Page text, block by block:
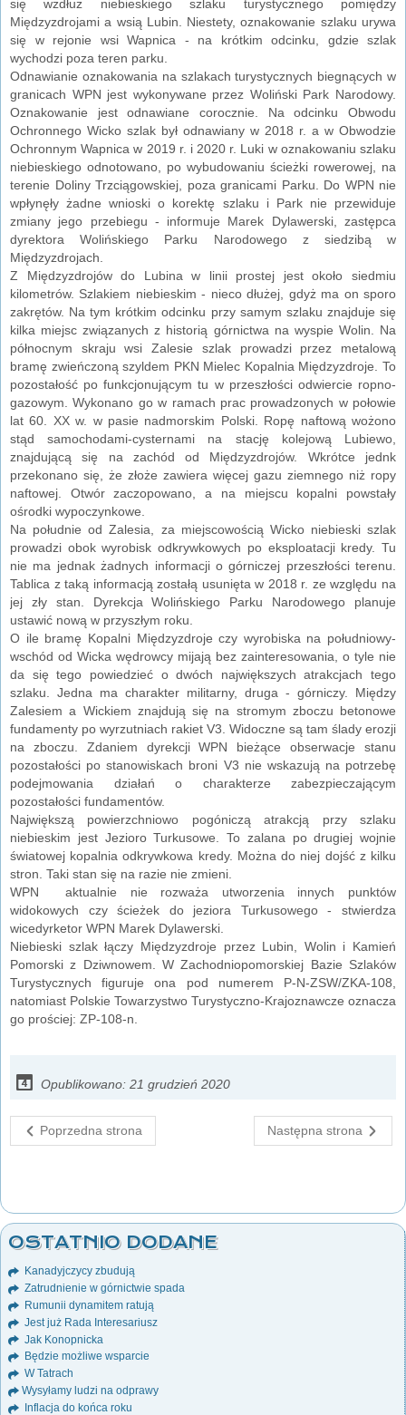
się wzdłuż niebieskiego szlaku turystycznego pomiędzy
Międzyzdrojami a wsią Lubin. Niestety, oznakowanie szlaku urywa
się w rejonie wsi Wapnica - na krótkim odcinku, gdzie szlak
wychodzi poza teren parku.
Odnawianie oznakowania na szlakach turystycznych biegnących w
granicach WPN jest wykonywane przez Woliński Park Narodowy.
Oznakowanie jest odnawiane corocznie. Na odcinku Obwodu
Ochronnego Wicko szlak był odnawiany w 2018 r. a w Obwodzie
Ochronnym Wapnica w 2019 r. i 2020 r. Luki w oznakowaniu szlaku
niebieskiego odnotowano, po wybudowaniu ścieżki rowerowej, na
terenie Doliny Trzciągowskiej, poza granicami Parku. Do WPN nie
wpłynęły żadne wnioski o korektę szlaku i Park nie przewiduje
zmiany jego przebiegu - informuje Marek Dylawerski, zastępca
dyrektora Wolińskiego Parku Narodowego z siedzibą w
Międzyzdrojach.
Z Międzyzdrojów do Lubina w linii prostej jest około siedmiu
kilometrów. Szlakiem niebieskim - nieco dłużej, gdyż ma on sporo
zakrętów. Na tym krótkim odcinku przy samym szlaku znajduje się
kilka miejsc związanych z historią górnictwa na wyspie Wolin. Na
północnym skraju wsi Zalesie szlak prowadzi przez metalową
bramę zwieńczoną szyldem PKN Mielec Kopalnia Międzyzdroje. To
pozostałość po funkcjonującym tu w przeszłości odwiercie ropno-
gazowym. Wykonano go w ramach prac prowadzonych w połowie
lat 60. XX w. w pasie nadmorskim Polski. Ropę naftową wożono
stąd samochodami-cysternami na stację kolejową Lubiewo,
znajdującą się na zachód od Międzyzdrojów. Wkrótce jednk
przekonano się, że złoże zawiera więcej gazu ziemnego niż ropy
naftowej. Otwór zaczopowano, a na miejscu kopalni powstały
ośrodki wypoczynkowe.
Na południe od Zalesia, za miejscowością Wicko niebieski szlak
prowadzi obok wyrobisk odkrywkowych po eksploatacji kredy. Tu
nie ma jednak żadnych informacji o górniczej przeszłości terenu.
Tablica z taką informacją zostałą usunięta w 2018 r. ze względu na
jej zły stan. Dyrekcja Wolińskiego Parku Narodowego planuje
ustawić nową w przyszłym roku.
O ile bramę Kopalni Międzyzdroje czy wyrobiska na południowy-
wschód od Wicka wędrowcy mijają bez zainteresowania, o tyle nie
da się tego powiedzieć o dwóch największych atrakcjach tego
szlaku. Jedna ma charakter militarny, druga - górniczy. Między
Zalesiem a Wickiem znajdują się na stromym zboczu betonowe
fundamenty po wyrzutniach rakiet V3. Widoczne są tam ślady erozji
na zboczu. Zdaniem dyrekcji WPN bieżące obserwacje stanu
pozostałości po stanowiskach broni V3 nie wskazują na potrzebę
podejmowania działań o charakterze zabezpieczającym
pozostałości fundamentów.
Największą powierzchniowo pogóniczą atrakcją przy szlaku
niebieskim jest Jezioro Turkusowe. To zalana po drugiej wojnie
światowej kopalnia odkrywkowa kredy. Można do niej dojść z kilku
stron. Taki stan się na razie nie zmieni.
WPN aktualnie nie rozważa utworzenia innych punktów
widokowych czy ścieżek do jeziora Turkusowego - stwierdza
wicedyrketor WPN Marek Dylawerski.
Niebieski szlak łączy Międzyzdroje przez Lubin, Wolin i Kamień
Pomorski z Dziwnowem. W Zachodniopomorskiej Bazie Szlaków
Turystycznych figuruje ona pod numerem P-N-ZSW/ZKA-108,
natomiast Polskie Towarzystwo Turystyczno-Krajoznawcze oznacza
go prościej: ZP-108-n.
Opublikowano: 21 grudzień 2020
Poprzedna strona Następna strona
OSTATNIO DODANE
Kanadyjczycy zbudują
Zatrudnienie w górnictwie spada
Rumunii dynamitem ratują
Jest już Rada Interesariusz
Jak Konopnicka
Będzie możliwe wsparcie
W Tatrach
Wysyłamy ludzi na odprawy
Inflacja do końca roku